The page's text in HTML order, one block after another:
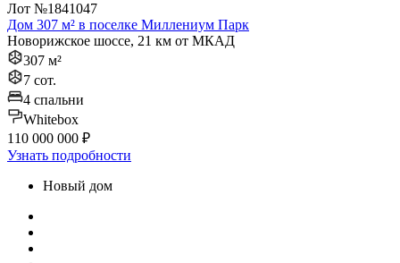
Лот №1841047
Дом 307 м² в поселке Миллениум Парк
Новорижское шоссе, 21 км от МКАД
307 м²
7 сот.
4 спальни
Whitebox
110 000 000 ₽
Узнать подробности
Новый дом